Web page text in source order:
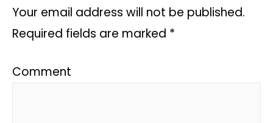
Your email address will not be published.
Required fields are marked *
Comment